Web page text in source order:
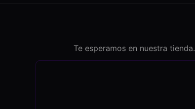
Te esperamos en nuestra tienda.